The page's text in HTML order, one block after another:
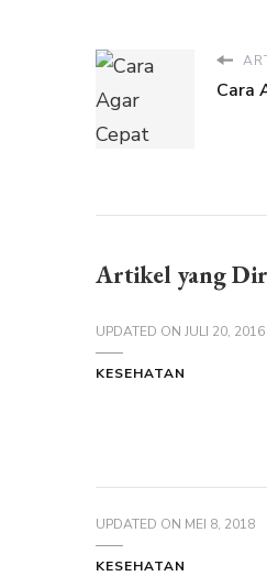
Cara
Artikel yang
UPDATED ON JULI 20, 2016
KESEHATAN
UPDATED ON MEI 8, 2018
KESEHATAN